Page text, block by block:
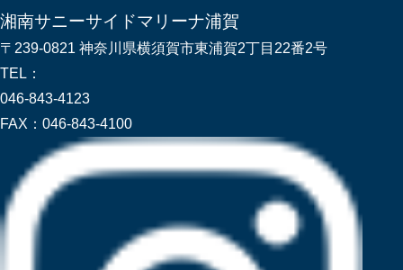
湘南サニーサイドマリーナ浦賀
〒239-0821 神奈川県横須賀市東浦賀2丁目22番2号
TEL：
046-843-4123
FAX： 046-843-4100